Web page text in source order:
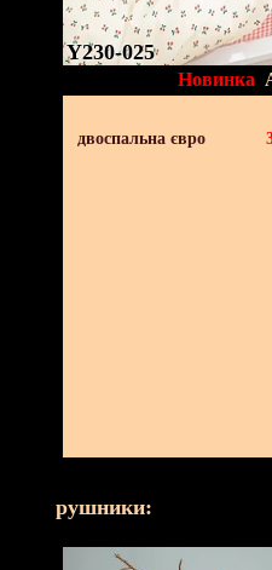
Y230-025
Новинка
двоспальна євро
рушники: